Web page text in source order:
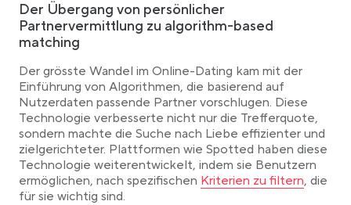
Der Übergang von persönlicher
Partnervermittlung zu algorithm-based
matching
Der grösste Wandel im Online-Dating kam mit der
Einführung von Algorithmen, die basierend auf
Nutzerdaten passende Partner vorschlugen. Diese
Technologie verbesserte nicht nur die Trefferquote,
sondern machte die Suche nach Liebe effizienter und
zielgerichteter. Plattformen wie Spotted haben diese
Technologie weiterentwickelt, indem sie Benutzern
ermöglichen, nach spezifischen Link opens in a new tab
Kriterien zu filtern, die
für sie wichtig sind.